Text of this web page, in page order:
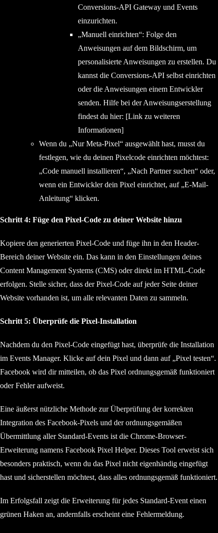
Conversions-API Gateway und Events
einzurichten.
„Manuell einrichten“: Folge den
Anweisungen auf dem Bildschirm, um
personalisierte Anweisungen zu erstellen. Du
kannst die Conversions-API selbst einrichten
oder die Anweisungen einem Entwickler
senden. Hilfe bei der Anweisungserstellung
findest du hier: [Link zu weiteren
Informationen]
Wenn du „Nur Meta-Pixel“ ausgewählt hast, musst du
festlegen, wie du deinen Pixelcode einrichten möchtest:
„Code manuell installieren“, „Nach Partner suchen“ oder,
wenn ein Entwickler dein Pixel einrichtet, auf „E-Mail-
Anleitung“ klicken.
Schritt 4: Füge den Pixel-Code zu deiner Website hinzu
Kopiere den generierten Pixel-Code und füge ihn in den Header-
Bereich deiner Website ein. Das kann in den Einstellungen deines
Content Management Systems (CMS) oder direkt im HTML-Code
erfolgen. Stelle sicher, dass der Pixel-Code auf jeder Seite deiner
Website vorhanden ist, um alle relevanten Daten zu sammeln.
Schritt 5: Überprüfe die Pixel-Installation
Nachdem du den Pixel-Code eingefügt hast, überprüfe die Installation
im Events Manager. Klicke auf dein Pixel und dann auf „Pixel testen“.
Facebook wird dir mitteilen, ob das Pixel ordnungsgemäß funktioniert
oder Fehler aufweist.
Eine äußerst nützliche Methode zur Überprüfung der korrekten
Integration des Facebook-Pixels und der ordnungsgemäßen
Übermittlung aller Standard-Events ist die Chrome-Browser-
Erweiterung namens Facebook Pixel Helper. Dieses Tool erweist sich
besonders praktisch, wenn du das Pixel nicht eigenhändig eingefügt
hast und sicherstellen möchtest, dass alles ordnungsgemäß funktioniert.
Im Erfolgsfall zeigt die Erweiterung für jedes Standard-Event einen
grünen Haken an, andernfalls erscheint eine Fehlermeldung.